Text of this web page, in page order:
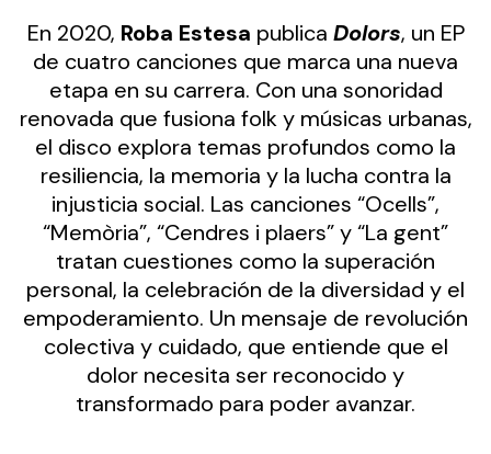
En 2020, Roba Estesa publica Dolors, un EP
de cuatro canciones que marca una nueva
etapa en su carrera. Con una sonoridad
renovada que fusiona folk y músicas urbanas,
el disco explora temas profundos como la
resiliencia, la memoria y la lucha contra la
injusticia social. Las canciones “Ocells”,
“Memòria”, “Cendres i plaers” y “La gent”
tratan cuestiones como la superación
personal, la celebración de la diversidad y el
empoderamiento. Un mensaje de revolución
colectiva y cuidado, que entiende que el
dolor necesita ser reconocido y
transformado para poder avanzar.